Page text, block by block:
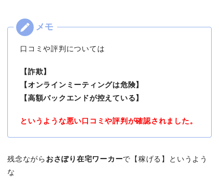
口コミや評判については
【詐欺】
【オンラインミーティングは危険】
【高額バックエンドが控えている】
というような悪い口コミや評判が確認されました。
残念ながら おさぼり在宅ワーカーで【稼げる】というよう
な